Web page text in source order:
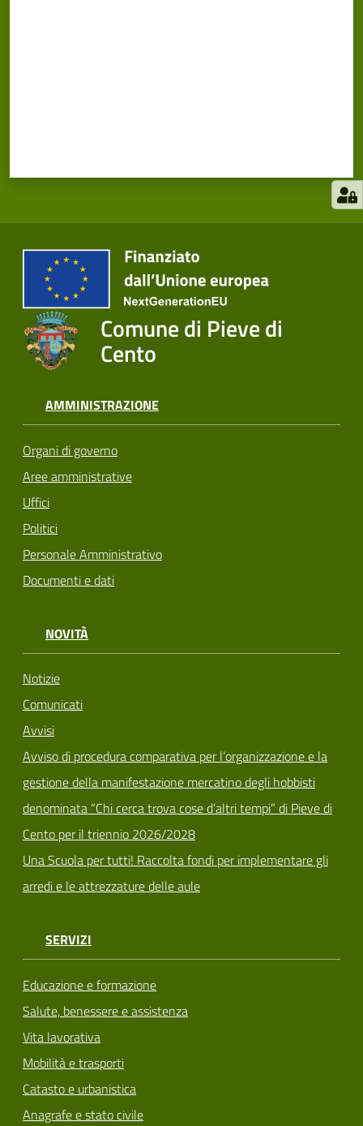
Comune di Pieve di
Cento
AMMINISTRAZIONE
Organi di governo
Aree amministrative
Uffici
Politici
Personale Amministrativo
Documenti e dati
NOVITÀ
Notizie
Comunicati
Avvisi
Avviso di procedura comparativa per l’organizzazione e la
gestione della manifestazione mercatino degli hobbisti
denominata “Chi cerca trova cose d’altri tempi” di Pieve di
Cento per il triennio 2026/2028
Una Scuola per tutti! Raccolta fondi per implementare gli
arredi e le attrezzature delle aule
SERVIZI
Educazione e formazione
Salute, benessere e assistenza
Vita lavorativa
Mobilità e trasporti
Catasto e urbanistica
Anagrafe e stato civile